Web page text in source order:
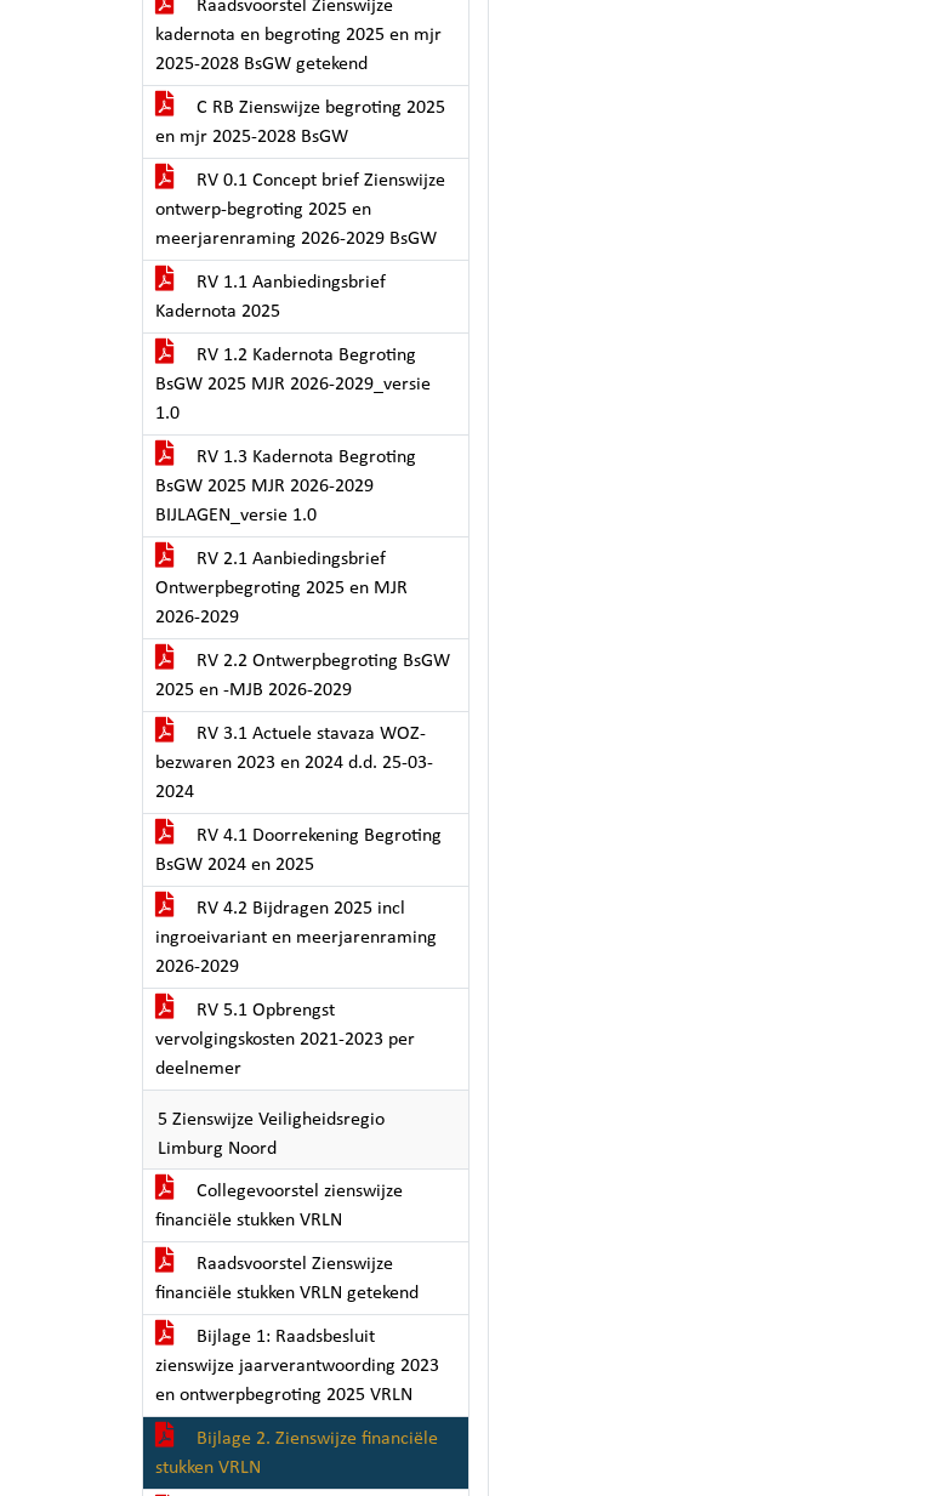
Raadsvoorstel Zienswijze
kadernota en begroting 2025 en mjr
2025-2028 BsGW getekend
C RB Zienswijze begroting 2025
en mjr 2025-2028 BsGW
RV 0.1 Concept brief Zienswijze
ontwerp-begroting 2025 en
meerjarenraming 2026-2029 BsGW
RV 1.1 Aanbiedingsbrief
Kadernota 2025
RV 1.2 Kadernota Begroting
BsGW 2025 MJR 2026-2029_versie
1.0
RV 1.3 Kadernota Begroting
BsGW 2025 MJR 2026-2029
BIJLAGEN_versie 1.0
RV 2.1 Aanbiedingsbrief
Ontwerpbegroting 2025 en MJR
2026-2029
RV 2.2 Ontwerpbegroting BsGW
2025 en -MJB 2026-2029
RV 3.1 Actuele stavaza WOZ-
bezwaren 2023 en 2024 d.d. 25-03-
2024
RV 4.1 Doorrekening Begroting
BsGW 2024 en 2025
RV 4.2 Bijdragen 2025 incl
ingroeivariant en meerjarenraming
2026-2029
RV 5.1 Opbrengst
vervolgingskosten 2021-2023 per
deelnemer
5 Zienswijze Veiligheidsregio
Limburg Noord
Collegevoorstel zienswijze
financiële stukken VRLN
Raadsvoorstel Zienswijze
financiële stukken VRLN getekend
Bijlage 1: Raadsbesluit
zienswijze jaarverantwoording 2023
en ontwerpbegroting 2025 VRLN
Bijlage 2. Zienswijze financiële
stukken VRLN